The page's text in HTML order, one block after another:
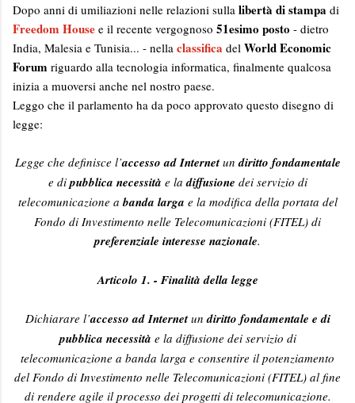
Dopo anni di umiliazioni nelle relazioni sulla libertà di stampa di
Freedom House e il recente vergognoso 51esimo posto - dietro
India, Malesia e Tunisia... - nella classifica del World Economic
Forum riguardo alla tecnologia informatica, finalmente qualcosa
inizia a muoversi anche nel nostro paese.
Leggo che il parlamento ha da poco approvato questo disegno di
legge:
Legge che definisce l’accesso ad Internetundiritto fondamentale
e dipubblica necessità e ladiffusione dei servizio di
telecomunicazione a banda larga e la modifica della portata del
Fondo di Investimento nelle Telecomunicazioni (FITEL) di
preferenziale interesse nazionale.
Articolo 1. - Finalità della legge
Dichiarare l’accesso ad Internetundiritto fondamentale e di
pubblica necessità e la diffusione dei servizio di
telecomunicazione a banda larga e consentire il potenziamento
del Fondo di Investimento nelle Telecomunicazioni (FITEL) al fine
di rendere agile il processo dei progetti di telecomunicazione.